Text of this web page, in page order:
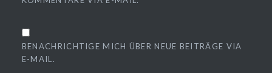
BENACHRICHTIGE MICH ÜBER NEUE BEITRÄGE VIA
E-MAIL.